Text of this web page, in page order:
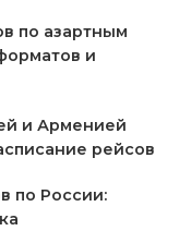
по азартным
и
и Арменией
рейсов
по России: